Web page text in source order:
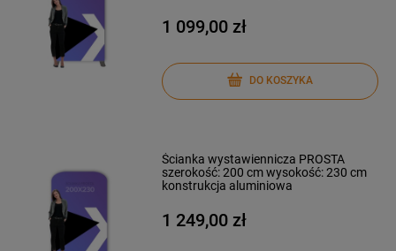
1 099,00 zł
DO KOSZYKA
Ścianka wystawiennicza PROSTA
szerokość: 200 cm wysokość: 230 cm
konstrukcja aluminiowa
1 249,00 zł